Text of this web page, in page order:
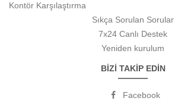
Kontör Karşılaştırma
Sıkça Sorulan Sorular
7x24 Canlı Destek
Yeniden kurulum
BİZİ TAKİP EDİN
Facebook